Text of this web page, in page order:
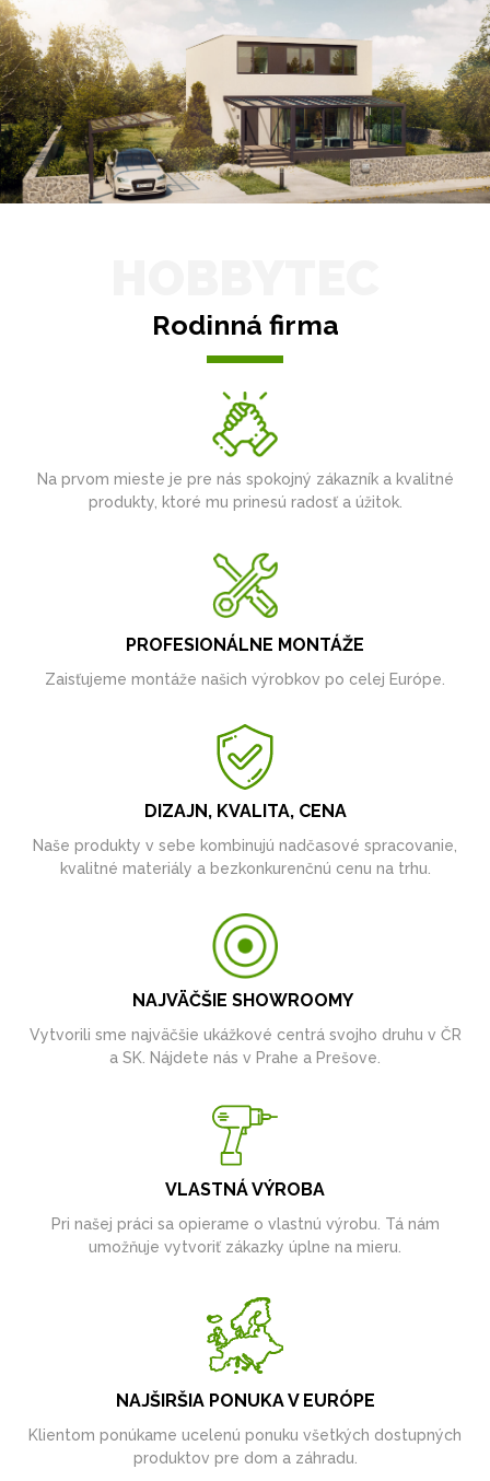
Rodinná firma
Na prvom mieste je pre nás spokojný zákazník a kvalitné
produkty, ktoré mu prinesú radosť a úžitok.
PROFESIONÁLNE MONTÁŽE
Zaisťujeme montáže našich výrobkov po celej Európe.
DIZAJN, KVALITA, CENA
Naše produkty v sebe kombinujú nadčasové spracovanie,
kvalitné materiály a bezkonkurenčnú cenu na trhu.
NAJVÄČŠIE SHOWROOMY
Vytvorili sme najväčšie ukážkové centrá svojho druhu v ČR
a SK. Nájdete nás v Prahe a Prešove.
VLASTNÁ VÝROBA
Pri našej práci sa opierame o vlastnú výrobu. Tá nám
umožňuje vytvoriť zákazky úplne na mieru.
NAJŠIRŠIA PONUKA V EURÓPE
Klientom ponúkame ucelenú ponuku všetkých dostupných
produktov pre dom a záhradu.